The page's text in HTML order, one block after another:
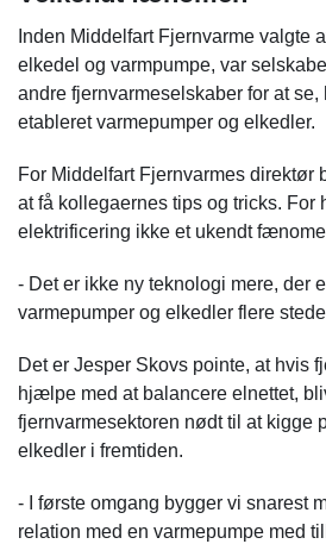
Inden Middelfart Fjernvarme valgte
elkedel og varmpumpe, var
andre fjernvarmeselskaber for at se,
etableret varmepumper og elkedler.
For Middelfart Fjernvarmes direktør
at få kollegaernes tips og tricks. For
elektrificering ikke et ukendt
- Det er ikke ny teknologi mere, der
varmepumper og elkedler flere
Det er Jesper Skovs pointe, at hvis
hjælpe med at balancere elnettet,
fjernvarmesektoren nødt til at kigge
elkedler i fremtiden.
- I første omgang bygger vi snarest
relation med en varmepumpe med